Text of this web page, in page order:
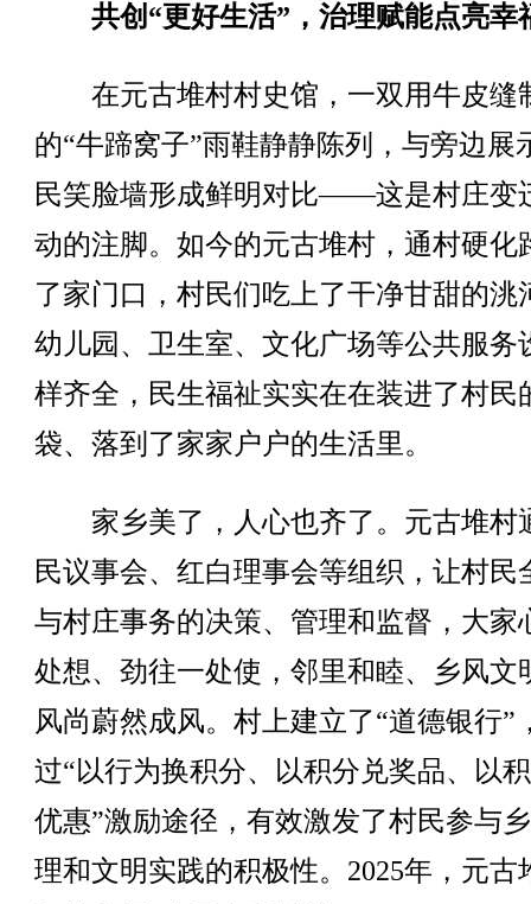
共创“更好生活”，治理赋能点亮幸
在元古堆村村史馆，一双用牛皮缝
的“牛蹄窝子”雨鞋静静陈列，与旁边展
民笑脸墙形成鲜明对比——这是村庄变
动的注脚。如今的元古堆村，通村硬化
了家门口，村民们吃上了干净甘甜的洮
幼儿园、卫生室、文化广场等公共服务
样齐全，民生福祉实实在在装进了村民
袋、落到了家家户户的生活里。
家乡美了，人心也齐了。元古堆村
民议事会、红白理事会等组织，让村民
与村庄事务的决策、管理和监督，大家
处想、劲往一处使，邻里和睦、乡风文
风尚蔚然成风。村上建立了“道德银行”
过“以行为换积分、以积分兑奖品、以
优惠”激励途径，有效激发了村民参与
理和文明实践的积极性。2025年，元古